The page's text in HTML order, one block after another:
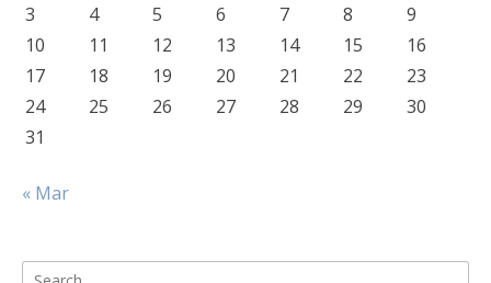
3
4 5 6 7 8
9
10
11 12 13 14 15
16
17
18 19 20 21 22
23
24
25 26 27 28 29
30
31
« Mar
Search